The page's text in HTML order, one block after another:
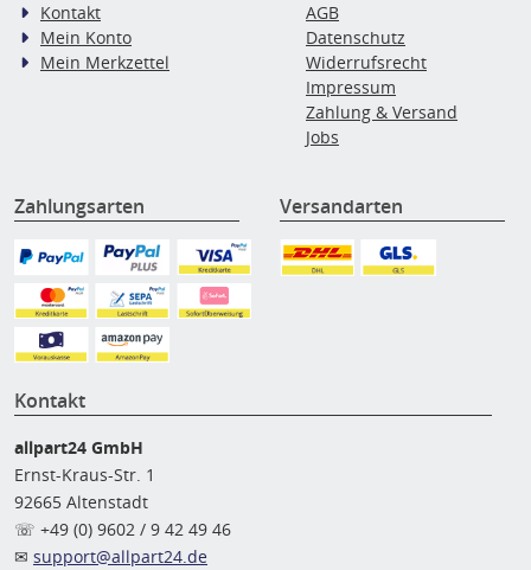
Kontakt
Mein Konto
Mein Merkzettel
AGB
Datenschutz
Widerrufsrecht
Impressum
Zahlung & Versand
Jobs
Zahlungsarten Versandarten
Kontakt
allpart24 GmbH
Ernst-Kraus-Str. 1
92665 Altenstadt
☏ +49 (0) 9602 / 9 42 49 46
✉ support@allpart24.de